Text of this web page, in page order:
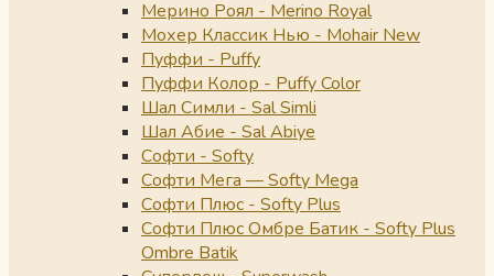
Мерино Роял - Merino Royal
Мохер Классик Нью - Mohair New
Пуффи - Puffy
Пуффи Колор - Puffy Color
Шал Симли - Sal Simli
Шал Абие - Sal Abiye
Софти - Softy
Софти Мега — Softy Mega
Софти Плюс - Softy Plus
Софти Плюс Омбре Батик - Softy Plus
Ombre Batik